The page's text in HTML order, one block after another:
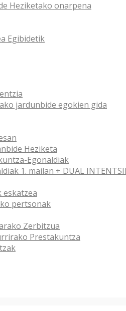
Heziketako onarpena
Egibidetik
jardunbide egokien gida
Heziketa
Egonaldiak
1. mailan + DUAL
eskatzea
pertsonak
Zerbitzua
Prestakuntza